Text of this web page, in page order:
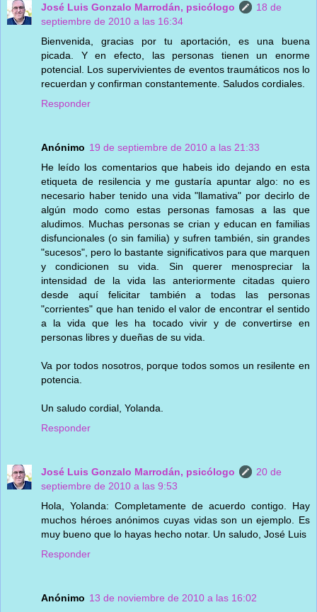
José Luis Gonzalo Marrodán, psicólogo
18 de
septiembre de 2010 a las 16:34
Bienvenida, gracias por tu aportación, es una buena
picada. Y en efecto, las personas tienen un enorme
potencial. Los supervivientes de eventos traumáticos nos lo
recuerdan y confirman constantemente. Saludos cordiales.
Responder
Anónimo 19 de septiembre de 2010 a las 21:33
He leído los comentarios que habeis ido dejando en esta
etiqueta de resilencia y me gustaría apuntar algo: no es
necesario haber tenido una vida "llamativa" por decirlo de
algún modo como estas personas famosas a las que
aludimos. Muchas personas se crian y educan en familias
disfuncionales (o sin familia) y sufren también, sin grandes
"sucesos", pero lo bastante significativos para que marquen
y condicionen su vida. Sin querer menospreciar la
intensidad de la vida las anteriormente citadas quiero
desde aquí felicitar también a todas las personas
"corrientes" que han tenido el valor de encontrar el sentido
a la vida que les ha tocado vivir y de convertirse en
personas libres y dueñas de su vida.
Va por todos nosotros, porque todos somos un resilente en
potencia.
Un saludo cordial, Yolanda.
Responder
José Luis Gonzalo Marrodán, psicólogo
20 de
septiembre de 2010 a las 9:53
Hola, Yolanda: Completamente de acuerdo contigo. Hay
muchos héroes anónimos cuyas vidas son un ejemplo. Es
muy bueno que lo hayas hecho notar. Un saludo, José Luis
Responder
Anónimo 13 de noviembre de 2010 a las 16:02